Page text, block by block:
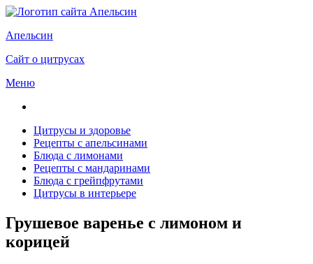
Апельсин
Сайт о цитрусах
Меню
Цитрусы и здоровье
Рецепты с апельсинами
Блюда с лимонами
Рецепты с мандаринами
Блюда с грейпфрутами
Цитрусы в интерьере
Грушевое варенье с лимоном и
корицей